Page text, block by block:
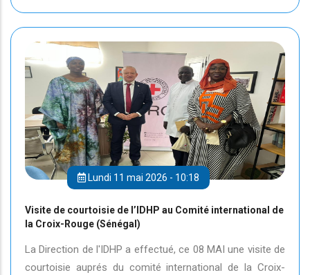
Lundi 11 mai 2026 - 10:18
Visite de courtoisie de l’IDHP au Comité international de
la Croix-Rouge (Sénégal)
La Direction de l'IDHP a effectué, ce 08 MAI une visite de
courtoisie auprés du comité international de la Croix-